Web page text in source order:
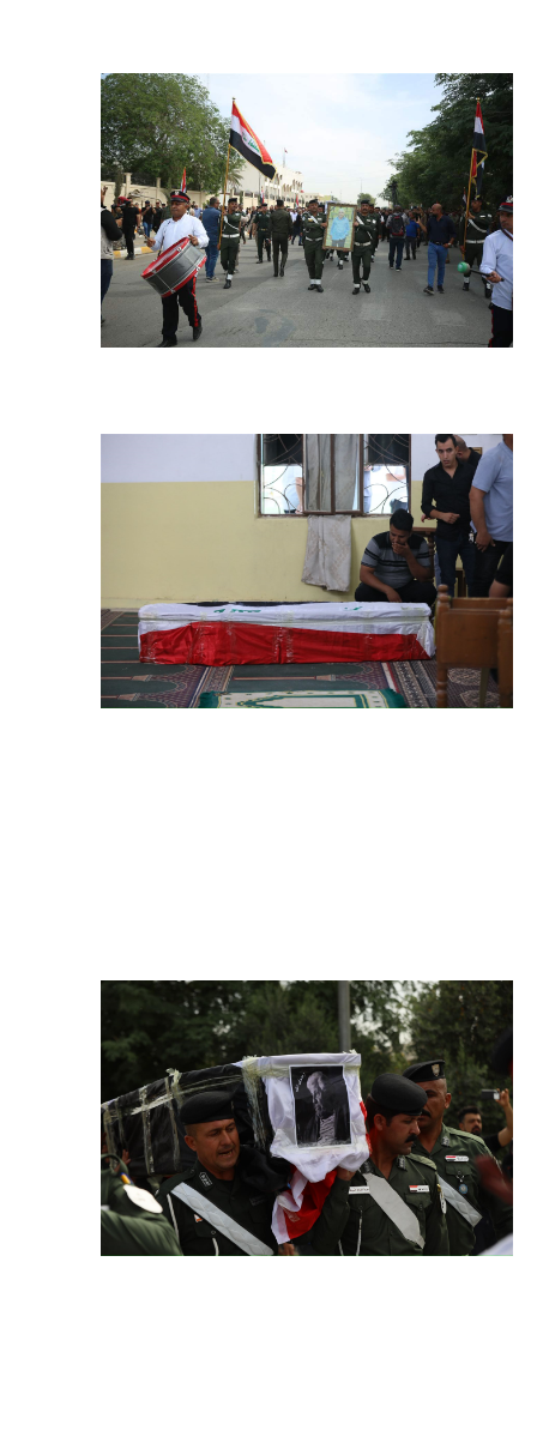
المرحلة المتوسطة
المرحلة الاعدادية
كتب مدرسية
المرحلة الابتدائية
المرحلة المتوسطة
ملازم دراسية
المرحلة الاعدادية
دروس
المرحلة الابتدائية
المرحلة المتوسطة
المرحلة الاعدادية
الجامعات
اخبار وقرارات وزارة التعليم
العالي
استمارة القبول المركزي